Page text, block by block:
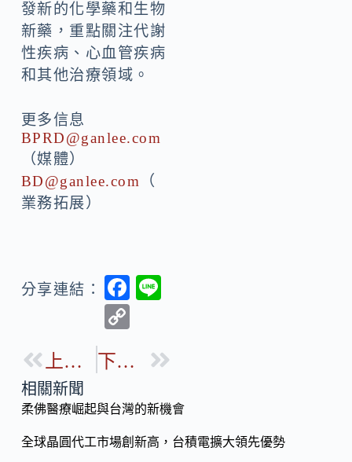
發新的化學藥和生物
新藥，重點關注代謝
性疾病、心血管疾病
和其他治療領域。
更多信息
BPRD@ganlee.com
（媒體）
BD@ganlee.com
（
業務拓展）
分享連結：
F
b
o
k
p
Li
n
上一篇 下一篇
相關新聞
柔佛醫療崛起與台灣的新機會
全球晶圓代工市場創新高，台積電擴大領先優勢